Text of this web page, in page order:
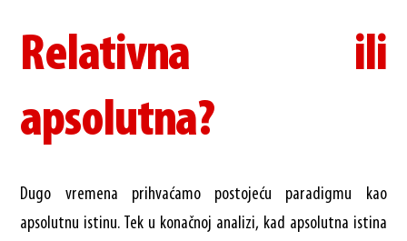
Relativna ili
apsolutna?
Dugo vremena prihvaćamo postojeću paradigmu kao
apsolutnu istinu. Tek u konačnoj analizi, kad apsolutna istina